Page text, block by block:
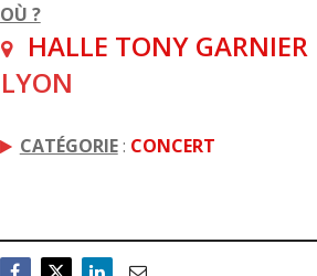
OÙ ?
HALLE TONY GARNIER
LYON
CATÉGORIE: CONCERT